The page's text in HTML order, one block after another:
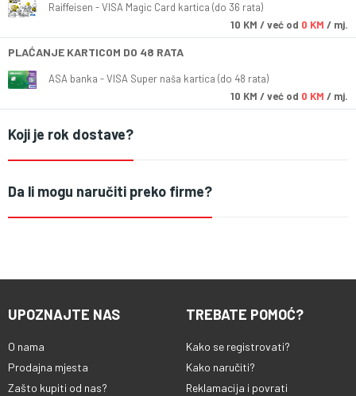
Raiffeisen - VISA Magic Card kartica (do 36 rata)
10 KM / već od 0 KM / mj.
PLAĆANJE KARTICOM DO 48 RATA
ASA banka - VISA Super naša kartica (do 48 rata)
10 KM / već od 0 KM / mj.
Koji je rok dostave?
Da li mogu naručiti preko firme?
UPOZNAJTE NAS
O nama
Prodajna mjesta
Zašto kupiti od nas?
TREBATE POMOĆ?
Kako se registrovati?
Kako naručiti?
Reklamacija i povrati